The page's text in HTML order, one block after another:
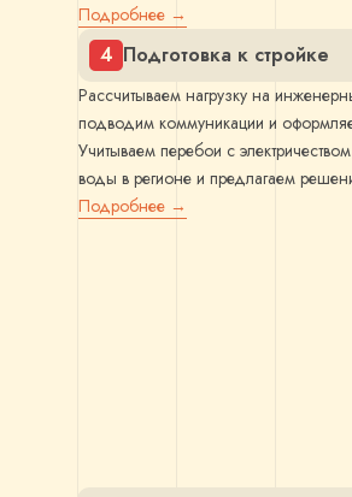
Подробнее →
4 Подготовка к стройке
Рассчитываем нагрузку на
подводим коммуникации и
Учитываем перебои с
воды в регионе и предлагаем
Подробнее →